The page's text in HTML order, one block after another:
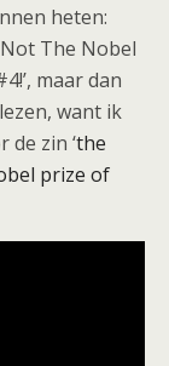
heten:
Not The Nobel
maar dan
want ik
de zin ‘the
prize of